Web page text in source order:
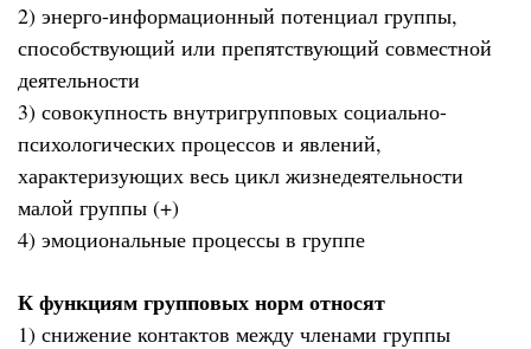
2) энерго-информационный потенциал группы,
способствующий или препятствующий совместной
деятельности
3) совокупность внутригрупповых социально-
психологических процессов и явлений,
характеризующих весь цикл жизнедеятельности
малой группы (+)
4) эмоциональные процессы в группе
К функциям групповых норм относят
1) снижение контактов между членами группы